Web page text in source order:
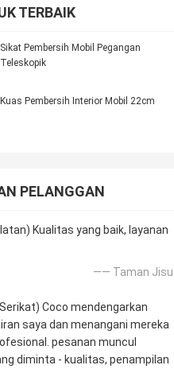
TERBAIK
Sikat Pembersih Mobil Pegangan
Teleskopik
Kuas Pembersih Interior Mobil 22cm
PELANGGAN
Kualitas yang baik, layanan
—— Taman Jisu
Coco mendengarkan
saya dan menangani mereka
pesanan muncul
diminta - kualitas, penampilan